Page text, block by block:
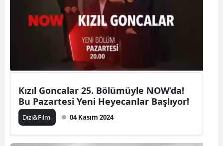
Kızıl Goncalar 25. Bölümüyle NOW’da!
Bu Pazartesi Yeni Heyecanlar Başlıyor!
Dizi&Film 04 Kasım 2024